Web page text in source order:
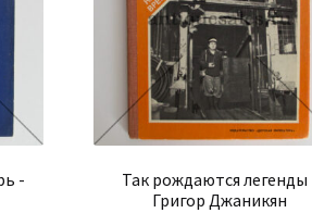
-
Так рождаются легенды
Григор Джаникян